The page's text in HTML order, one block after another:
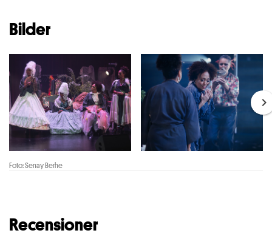
Bilder
Foto: Senay Berhe
Recensioner